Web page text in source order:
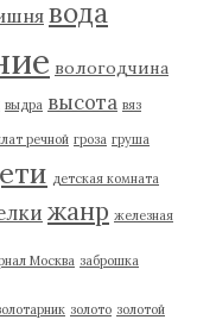
вода
вологодчина
выдра высота вяз
речной гроза груша
детская комната
жанр железная
Москва заброшка
золото золотой